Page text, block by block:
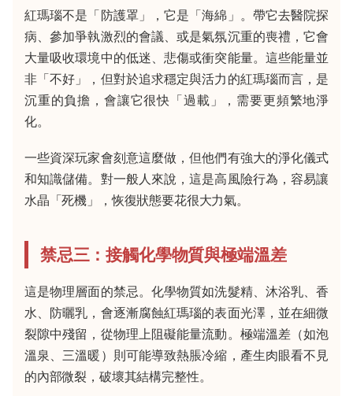
紅瑪瑙不是「防護罩」，它是「海綿」。帶它去醫院探
病、參加爭執激烈的會議、或是氣氛沉重的喪禮，它會
大量吸收環境中的低迷、悲傷或衝突能量。這些能量並
非「不好」，但對於追求穩定與活力的紅瑪瑙而言，是
沉重的負擔，會讓它很快「過載」，需要更頻繁地淨
化。
一些資深玩家會刻意這麼做，但他們有強大的淨化儀式
和知識儲備。對一般人來說，這是高風險行為，容易讓
水晶「死機」，恢復狀態要花很大力氣。
禁忌三：接觸化學物質與極端溫差
這是物理層面的禁忌。化學物質如洗髮精、沐浴乳、香
水、防曬乳，會逐漸腐蝕紅瑪瑙的表面光澤，並在細微
裂隙中殘留，從物理上阻礙能量流動。極端溫差（如泡
溫泉、三溫暖）則可能導致熱脹冷縮，產生肉眼看不見
的內部微裂，破壞其結構完整性。